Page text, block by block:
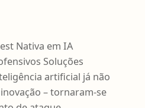
Nativa em IA
Soluções
artificial já não
– tornaram-se